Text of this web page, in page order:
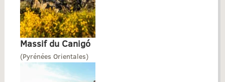
Massif du Canigó
(Pyrénées Orientales)